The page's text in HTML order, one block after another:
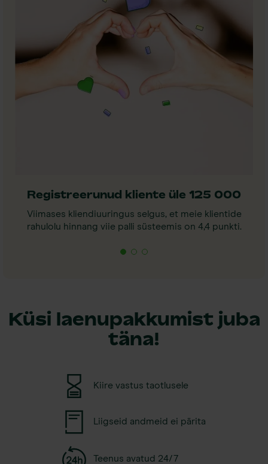
Registreerunud kliente üle 125 000
Viimases kliendiuuringus selgus, et meie klientide
rahulolu hinnang viie palli süsteemis on 4,4 punkti.
Küsi laenupakkumist juba
täna!
Kiire vastus taotlusele
Liigseid andmeid ei pärita
Teenus avatud 24/7